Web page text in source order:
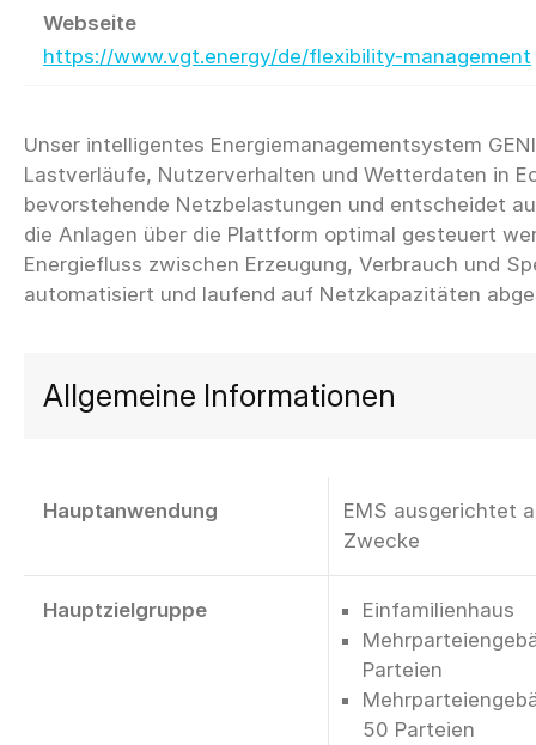
Webseite
https://www.vgt.energy/de/flexibility-management
Unser intelligentes Energiemanagementsystem
Lastverläufe, Nutzerverhalten und Wetterdaten in
bevorstehende Netzbelastungen und entscheidet
die Anlagen über die Plattform optimal gesteuert
Energiefluss zwischen Erzeugung, Verbrauch und
Allgemeine Informationen
Hauptanwendung
EMS ausgerichtet
Zwecke
Hauptzielgruppe
Einfamilienhaus
Parteien
50 Parteien